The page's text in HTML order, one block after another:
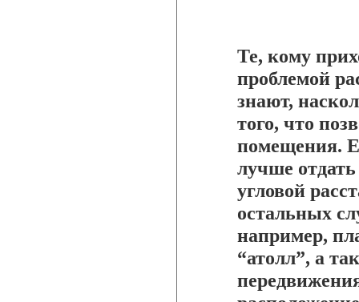
Те, кому
проблемой
знают,
того, что
помещения.
лучше
угловой
остальных
например,
“атолл”, а